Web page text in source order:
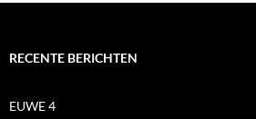
RECENTE BERICHTEN
EUWE 4